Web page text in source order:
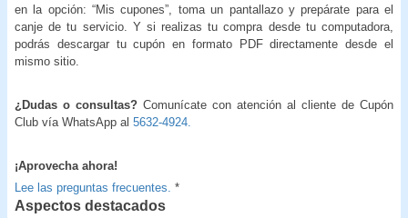
en la opción: “Mis cupones”, toma un pantallazo y prepárate para el
canje de tu servicio. Y si realizas tu compra desde tu computadora,
podrás descargar tu cupón en formato PDF directamente desde el
mismo sitio.
¿Dudas o consultas? Comunícate con atención al cliente de Cupón
Club vía WhatsApp al 5632-4924.
¡Aprovecha ahora!
Lee las preguntas frecuentes. *
Aspectos destacados